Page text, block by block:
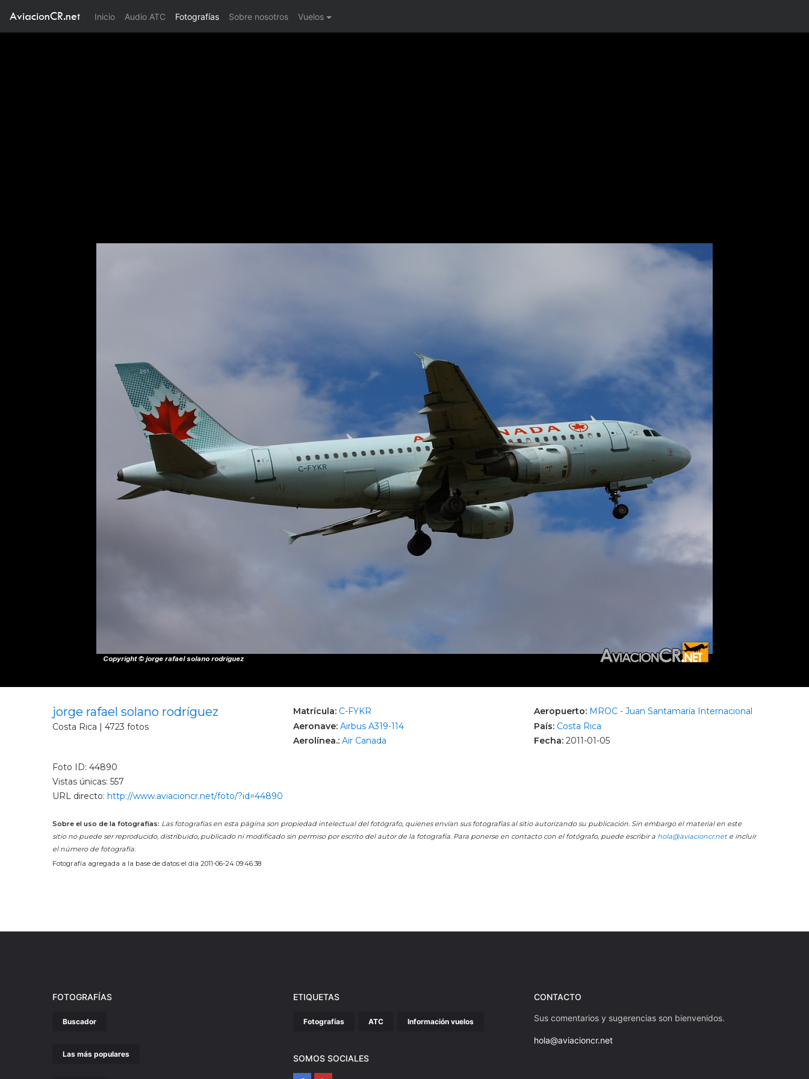
AviacionCR.net Inicio(current)
Audio ATC Fotografías Sobre nosotros Vuelos
jorge rafael solano rodríguez
Costa Rica | 4723 fotos
Matrícula: C-FYKR
Aeronave: Airbus A319-114
Aerolínea.: Air Canada
Aeropuerto: MROC - Juan Santamaría Internacional
País: Costa Rica
Fecha: 2011-01-05
Foto ID: 44890
Vistas únicas: 557
URL directo: http://www.aviacioncr.net/foto/?id=44890
Sobre el uso de la fotografías: Las fotografías en esta página son propiedad intelectual del fotógrafo, quienes envían sus fotografías al sitio autorizando su publicación. Sin embargo el material en este
sitio no puede ser reproducido, distribuido, publicado ni modificado sin permiso por escrito del autor de la fotografía. Para ponerse en contacto con el fotógrafo, puede escribir a hola@aviacioncr.nete incluir
el número de fotografía.
Fotografía agregada a la base de datos el día 2011-06-24 09:46:38
FOTOGRAFÍAS
Buscador
Las más populares
ETIQUETAS
Fotografías ATC Información vuelos
SOMOS SOCIALES
CONTACTO
Sus comentarios y sugerencias son bienvenidos.
hola@aviacioncr.net